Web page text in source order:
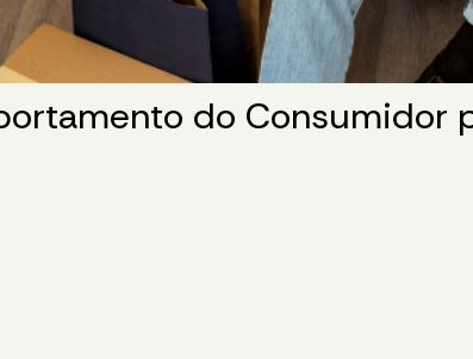
do Consumidor